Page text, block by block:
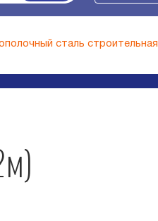
сталь строительная